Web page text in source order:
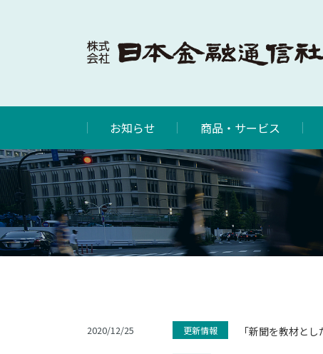
お知らせ 商品・サービス
2020/12/25 更新情報 「新聞を教材と